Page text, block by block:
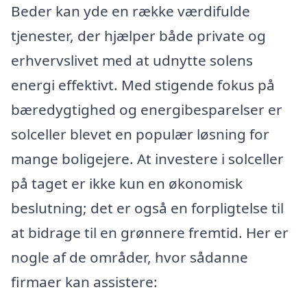
Beder kan yde en række værdifulde
tjenester, der hjælper både private og
erhvervslivet med at udnytte solens
energi effektivt. Med stigende fokus på
bæredygtighed og energibesparelser er
solceller blevet en populær løsning for
mange boligejere. At investere i solceller
på taget er ikke kun en økonomisk
beslutning; det er også en forpligtelse til
at bidrage til en grønnere fremtid. Her er
nogle af de områder, hvor sådanne
firmaer kan assistere: